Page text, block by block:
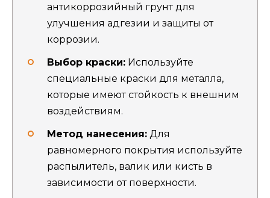
антикоррозийный грунт для
улучшения адгезии и защиты от
коррозии.
Выбор краски: Используйте
специальные краски для металла,
которые имеют стойкость к внешним
воздействиям.
Метод нанесения: Для
равномерного покрытия используйте
распылитель, валик или кисть в
зависимости от поверхности.